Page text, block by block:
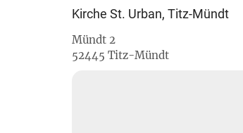
Kirche St. Urban, Titz-Mündt
Mündt 2
52445 Titz-Mündt